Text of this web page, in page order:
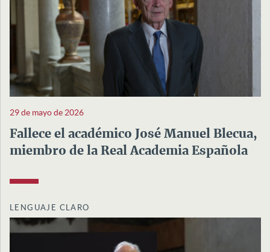
29 de mayo de 2026
Fallece el académico José Manuel Blecua,
miembro de la Real Academia Española
LENGUAJE CLARO